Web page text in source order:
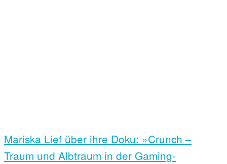
Mariska Lief über ihre Doku: »Crunch –
Traum und Albtraum in der Gaming-